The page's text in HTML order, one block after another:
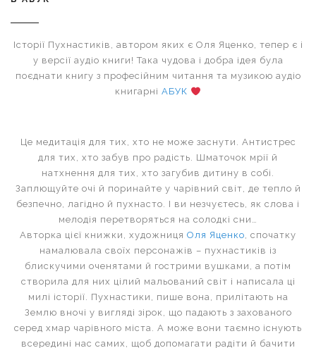
Історії Пухнастиків, автором яких є Оля Яценко, тепер є і
у версії аудіо книги! Така чудова і добра ідея була
поєднати книгу з професійним читання та музикою аудіо
книгарніАБУК
Це медитація для тих, хто не може заснути. Антистрес
для тих, хто забув про радість. Шматочок мрії й
натхнення для тих, хто загубив дитину в собі.
Заплющуйте очі й поринайте у чарівний світ, де тепло й
безпечно, лагідно й пухнасто. І ви незчуєтесь, як слова і
мелодія перетворяться на солодкі сни…
Авторка цієї книжки, художниця Оля Яценко, спочатку
намалювала своїх персонажів – пухнастиків із
блискучими оченятами й гострими вушками, а потім
створила для них цілий мальований світ і написала ці
милі історії. Пухнастики, пише вона, прилітають на
Землю вночі у вигляді зірок, що падають з захованого
серед хмар чарівного міста. А може вони таємно існують
всередині нас самих, щоб допомагати радіти й бачити